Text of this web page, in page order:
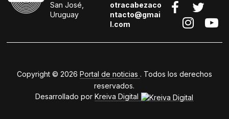
San José,
Uruguay
otracabezaco
ntacto@gmai
l.com
Copyright © 2026 Portal de noticias . Todos los derechos
reservados.
Desarrollado porKreiva Digital